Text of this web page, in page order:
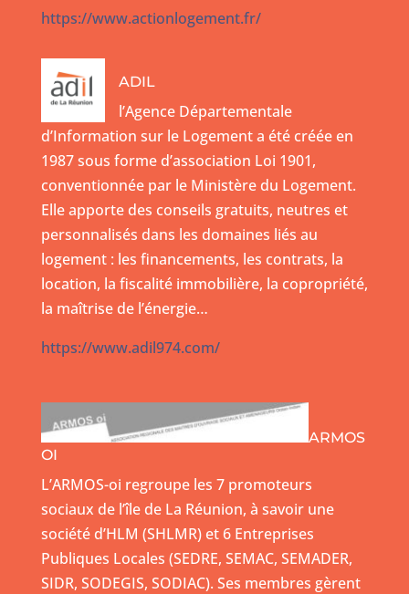
https://www.actionlogement.fr/
ADIL
l’Agence Départementale
d’Information sur le Logement a été créée en
1987 sous forme d’association Loi 1901,
conventionnée par le Ministère du Logement.
Elle apporte des conseils gratuits, neutres et
personnalisés dans les domaines liés au
logement : les financements, les contrats, la
location, la fiscalité immobilière, la copropriété,
la maîtrise de l’énergie…
https://www.adil974.com/
ARMOS
OI
L’ARMOS-oi regroupe les 7 promoteurs
sociaux de l’île de La Réunion, à savoir une
société d’HLM (SHLMR) et 6 Entreprises
Publiques Locales (SEDRE, SEMAC, SEMADER,
SIDR, SODEGIS, SODIAC). Ses membres gèrent